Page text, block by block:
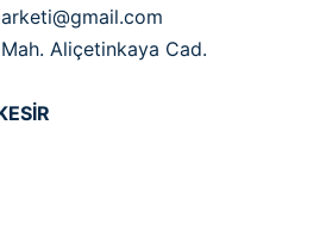
Aliçetinkaya Cad.